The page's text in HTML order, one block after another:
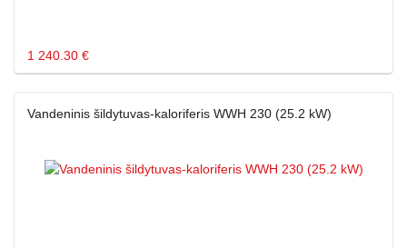
1 240.30 €
Vandeninis šildytuvas-kaloriferis WWH 230 (25.2 kW)